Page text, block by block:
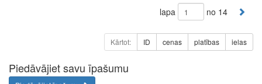
lapa no 14
Kārtot: ID cenas platības ielas
Piedāvājiet savu īpašumu